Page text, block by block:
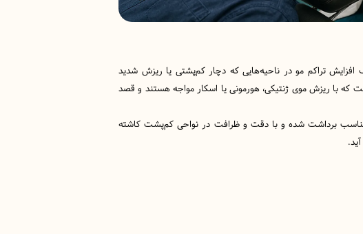
تراکم مو در ناحیه‌هایی که دچار کم‌پشتی یا ریزش شدید
که با ریزش موی ژنتیکی، هورمونی یا اسکار مواجه هستند و قصد
برداشت شده و با دقت و ظرافت در نواحی کم‌پشت کاشته